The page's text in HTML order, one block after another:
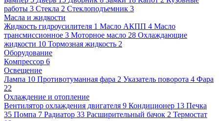
работы 3 Стекла 2 Стеклоподъемник 3
Масла и жидкости
Жидкость гидроусилителя 1 Масло АКПП 4 Масло
трансмиссионное 3 Моторное масло 28 Охлаждающие
жидкости 10 Тормозная жидкость 2
Оборудование
Компрессор 6
Освещение
Лампа 10 Противотуманная фара 2 Указатель поворота 4 Фара
22
Охлаждение и отопление
Вентилятор охлаждения двигателя 9 Кондиционер 13 Печка
35 Помпа 7 Радиатор 33 Расширительный бачок 2 Термостат